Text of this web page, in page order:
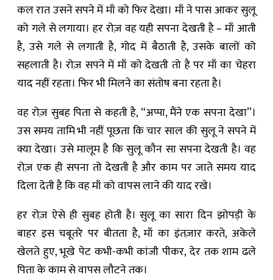
कल रात उसने सपने में माँ को फिर देखा। माँ ने पास आकर सुलू
को गले से लगाया। हर रोज़ वह यही सपना देखती है – माँ आती
है, उसे गले से लगाती है, गोद में बैठाती है, उसके बालों को
सहलाती है। रोज़ सपने में माँ को देखती तो है पर माँ का चेहरा
याद नहीं रहता। फिर भी मिलने का संतोष बना रहता है।
वह रोज़ सुबह पिता से कहती है, “अप्पा, मैंने एक सपना देखा”।
उस समय तामि भी नहीं पूछता कि चार साल की सुलू ने सपने में
क्या देखा। उसे मालूम है कि सुलू कौन सा सपना देखती है। वह
रोज़ एक ही सपना तो देखती है और काम पर जाते समय याद
दिला देती है कि वह माँ को वापस लाने की याद रखे।
हर रोज़ ऐसे ही सुबह होती है। सुलू का सारा दिन झोपड़ी के
बाहर इस चबूतरे पर बीतता है, माँ का इंतज़ार करते, अकेले
खेलते हुए, भूखे पेट कभी-कभी कांजी पीकर, देर तक शाम ढले
पिता के काम से वापस लौटने तक।